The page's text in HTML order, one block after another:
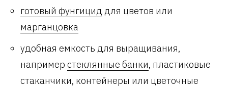
готовый фунгицид для цветов или
марганцовка
удобная емкость для выращивания,
например стеклянные банки, пластиковые
стаканчики, контейнеры или цветочные